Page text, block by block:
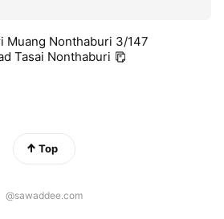
Muang Nonthaburi 3/147
Tasai Nonthaburi
Top
@sawaddee.com